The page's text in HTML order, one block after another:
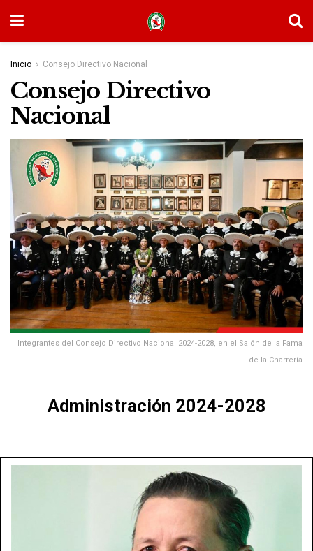
Inicio Consejo Directivo Nacional
Consejo Directivo
Nacional
Integrantes del Consejo Directivo Nacional 2024-2028, en el Salón de la Fama
de la Charrería
Administración 2024-2028